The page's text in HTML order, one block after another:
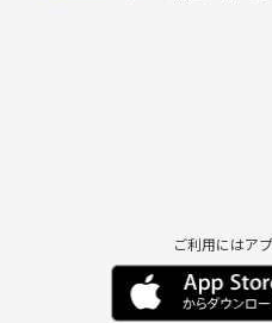
ご利用にはア